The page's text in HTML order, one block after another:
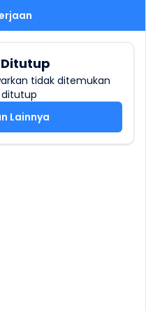
tidak ditemukan
Lainnya